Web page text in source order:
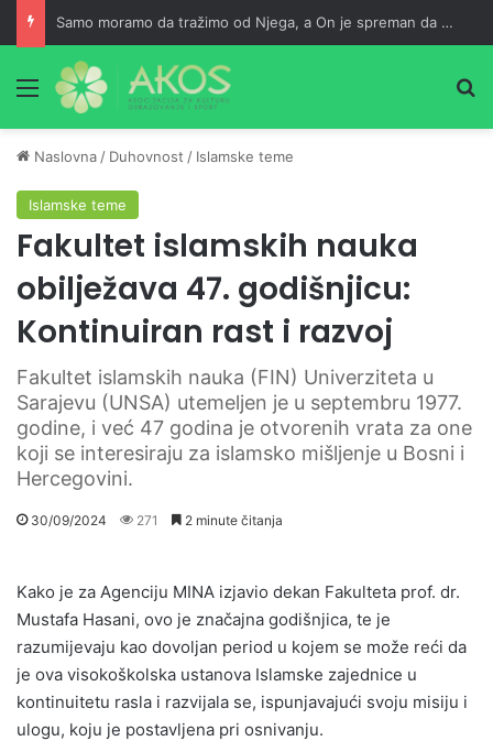
Samo moramo da tražimo od Njega, a On je spreman da nam usliši
Meni
Naslovna / Duhovnost / Islamske teme
Islamske teme
Fakultet islamskih nauka
obilježava 47. godišnjicu:
Kontinuiran rast i razvoj
Fakultet islamskih nauka (FIN) Univerziteta u
Sarajevu (UNSA) utemeljen je u septembru 1977.
godine, i već 47 godina je otvorenih vrata za one
koji se interesiraju za islamsko mišljenje u Bosni i
Hercegovini.
30/09/2024 271 2 minute čitanja
Kako je za Agenciju MINA izjavio dekan Fakulteta prof. dr.
Mustafa Hasani, ovo je značajna godišnjica, te je
razumijevaju kao dovoljan period u kojem se može reći da
je ova visokoškolska ustanova Islamske zajednice u
kontinuitetu rasla i razvijala se, ispunjavajući svoju misiju i
ulogu, koju je postavljena pri osnivanju.